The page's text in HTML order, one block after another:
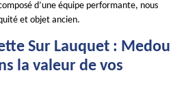
d’une équipe performante, nous
et objet ancien.
Sur Lauquet : Medou
la valeur de vos